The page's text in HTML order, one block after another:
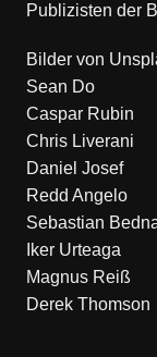
Publizisten der
Bilder von
Sean Do
Caspar Rubin
Chris Liverani
Daniel Josef
Redd Angelo
Sebastian
Iker Urteaga
Magnus Reiß
Derek Thomson